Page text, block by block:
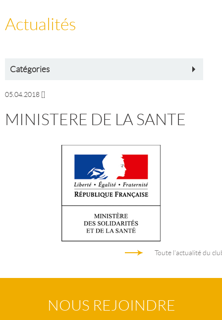
Actualités
Catégories
05.04.2018
MINISTERE DE LA SANTE
Toute l'actualité du
NOUS REJOINDRE